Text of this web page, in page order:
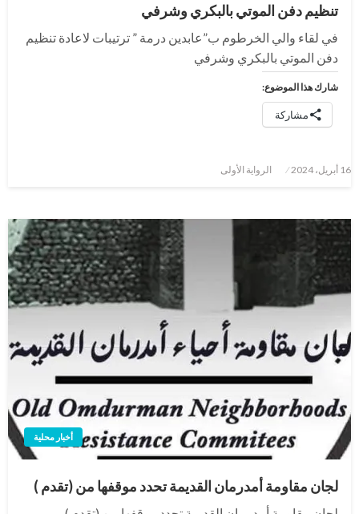
تنظيم دفن الموتي بالبكري وشرفي
في لقاء والي الخرطوم ب”عابدين درمة ” ترتيبات لاعادة تنظيم
دفن الموتي بالبكري وشرفي
شارك هذا الموضوع:
مشاركة
نُشر
16 أبريل، 2024 الرواية الأولى
أخبار محلية
لجان مقاومة أمدرمان القديمة تحدد موقفها من (تقدم )